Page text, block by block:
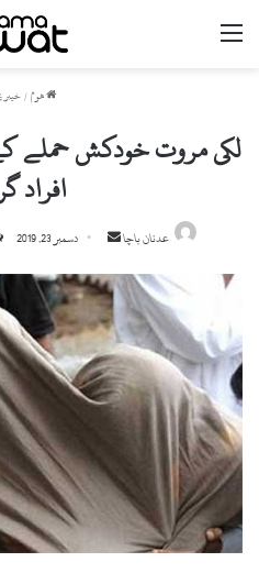
ھوم / خیبر
لکی مروت خودکش حملے
افراد
عدنان باچا
n
d
a
n
e
i
دسمبر 23, 2019